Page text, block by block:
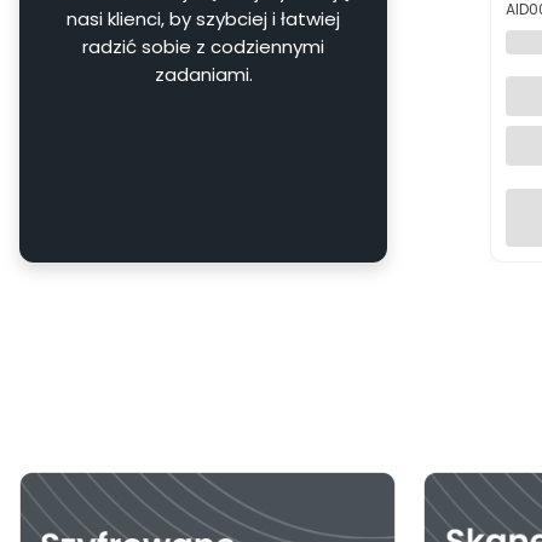
nasi klienci, by szybciej i łatwiej
radzić sobie z codziennymi
zadaniami.
Kod